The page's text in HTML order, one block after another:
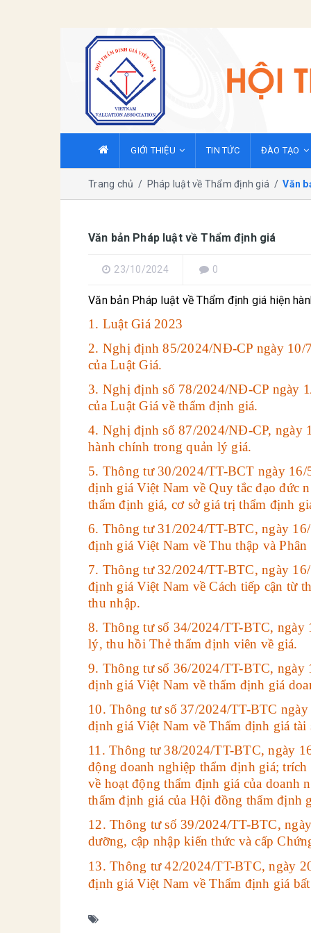
GIỚI THIỆU TIN TỨC ĐÀO TẠO
Trang chủ / Pháp luật về Thẩm định giá / Văn
Văn bản Pháp luật về Thẩm định giá
23/10/2024 0
Văn bản Pháp luật về Thẩm định giá hiện
1. Luật Giá 2023
2. Nghị định 85/2024/NĐ-CP ngày
của Luật Giá.
3. Nghị định số 78/2024/NĐ-CP ngày
của Luật Giá về thẩm định giá.
4. Nghị định số 87/2024/NĐ-CP, ngày
hành chính trong quản lý giá.
5. Thông tư 30/2024/TT-BCT ngày 16/
định giá Việt Nam về Quy tắc đạo đức
thẩm định giá, cơ sở giá trị thẩm định
6. Thông tư 31/2024/TT-BTC, ngày
định giá Việt Nam về Thu thập và
7. Thông tư 32/2024/TT-BTC, ngày
định giá Việt Nam về Cách tiếp cận từ
thu nhập.
8. Thông tư số 34/2024/TT-BTC,
lý, thu hồi Thẻ thẩm định viên về giá.
9. Thông tư số 36/2024/TT-BTC, ngày
định giá Việt Nam về thẩm định giá
10. Thông tư số 37/2024/TT-BTC
định giá Việt Nam về Thẩm định giá tài
11. Thông tư 38/2024/TT-BTC, ngày
động doanh nghiệp thẩm định giá;
về hoạt động thẩm định giá của doanh
thẩm định giá của Hội đồng thẩm định
12. Thông tư số 39/2024/TT-BTC,
dưỡng, cập nhập kiến thức và cấp
13. Thông tư 42/2024/TT-BTC, ngày
định giá Việt Nam về Thẩm định giá